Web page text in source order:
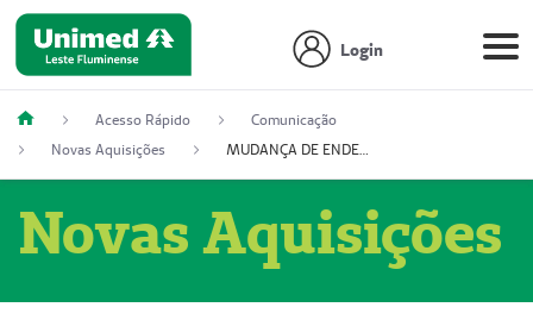
Login
Acesso Rápido
Comunicação
Novas Aquisições
MUDANÇA DE ENDEREÇO - DIAGITAB SERVIÇOS MÉDICOS LTDA (54003267-5)
Novas Aquisições